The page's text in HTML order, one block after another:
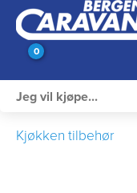
0
Kjøkken tilbehør